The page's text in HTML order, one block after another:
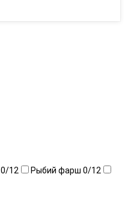
0/12 Рыбий фарш 0/12